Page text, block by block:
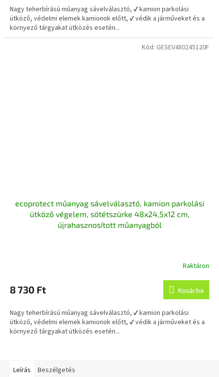
Nagy teherbírású műanyag sávelválasztó, ✔ kamion parkolási
ütköző, védelmi elemek kamionok előtt, ✔ védik a járműveket és a
környező tárgyakat ütközés esetén...
ecoprotect műanyag sávelválasztó, kamion parkolási
ütköző végelem, sötétszürke 48x24,5x12 cm,
újrahasznosított műanyagból
Raktáron
8 730 Ft Kosárba
Nagy teherbírású műanyag sávelválasztó, ✔ kamion parkolási
ütköző, védelmi elemek kamionok előtt, ✔ védik a járműveket és a
környező tárgyakat ütközés esetén...
Kód: GESEV480245120F
Leírás Beszélgetés